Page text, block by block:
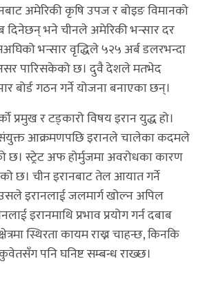
अमेरिकी कृषि उपज र बोइङ विमानको
दिनेछन् भने चीनले अमेरिकी भन्सार दर
भन्सार वृद्धिले ५२५ अर्ब डलरभन्दा
असर पारिसकेको छ। दुवै देशले मतभेद
बोर्ड गठन गर्ने योजना बनाएका छन्।
प्रमुख र टड्कारो विषय इरान युद्ध हो।
आक्रमणपछि इरानले चालेका कदमले
छ। स्ट्रेट अफ होर्मुजमा अवरोधका कारण
छ। चीन इरानबाट तेल आयात गर्ने
इरानलाई जलमार्ग खोल्न अपिल
इरानमाथि प्रभाव प्रयोग गर्न दबाब
स्थिरता कायम राख्न चाहन्छ, किनकि
पनि घनिष्ट सम्बन्ध राख्छ।